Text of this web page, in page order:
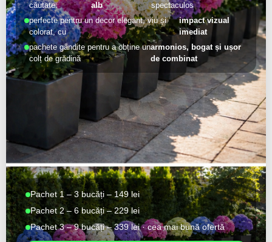
căutate:
alb
spectaculos
perfecte pentru un decor elegant, viu și
colorat, cu
impact vizual
imediat
pachete gândite pentru a obține un
colț de grădină
armonios, bogat și ușor
de combinat
Pachet 1 – 3 bucăți – 149 lei
Pachet 2 – 6 bucăți – 229 lei
Pachet 3 – 9 bucăți – 339 lei · cea mai bună ofertă